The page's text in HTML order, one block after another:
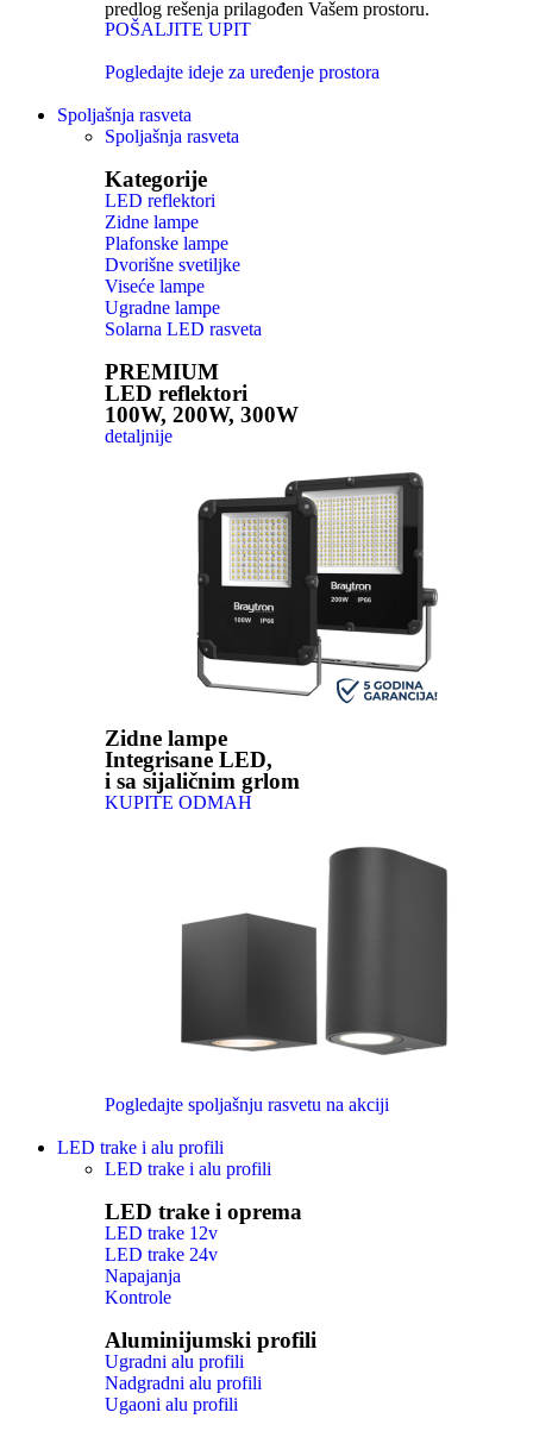
predlog rešenja prilagođen Vašem prostoru.
POŠALJITE UPIT
Pogledajte ideje za uređenje prostora
Spoljašnja rasveta
Spoljašnja rasveta
Kategorije
LED reflektori
Zidne lampe
Plafonske lampe
Dvorišne svetiljke
Viseće lampe
Ugradne lampe
Solarna LED rasveta
PREMIUM
LED reflektori
100W, 200W, 300W
detaljnije
Zidne lampe
Integrisane LED,
i sa sijaličnim grlom
KUPITE ODMAH
Pogledajte spoljašnju rasvetu na akciji
LED trake i alu profili
LED trake i alu profili
LED trake i oprema
LED trake 12v
LED trake 24v
Napajanja
Kontrole
Aluminijumski profili
Ugradni alu profili
Nadgradni alu profili
Ugaoni alu profili